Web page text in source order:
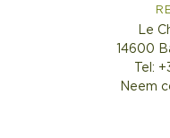
Le
14600
Tel:
Neem